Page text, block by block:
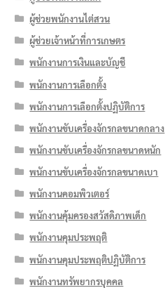
ผู้ช่วยพนักงานไต่สวน
ผู้ช่วยเจ้าหน้าที่การเกษตร
พนักงานการเงินและบัญชี
พนักงานการเลือกตั้ง
พนักงานการเลือกตั้งปฏิบัติการ
พนักงานขับเครื่องจักรกลขนาดกลาง
พนักงานขับเครื่องจักรกลขนาดหนัก
พนักงานขับเครื่องจักรกลขนาดเบา
พนักงานคอมพิวเตอร์
พนักงานคุ้มครองสวัสดิภาพเด็ก
พนักงานคุมประพฤติ
พนักงานคุมประพฤติปฏิบัติการ
พนักงานทรัพยากรบุคคล